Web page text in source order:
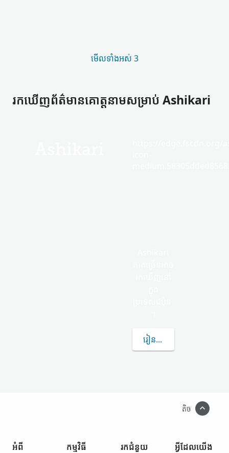
មើល​ទាំងអស់ 3
រកឃើញ​ព័ត៌មាន​គោត្តនាម​សម្រាប់ Ashikari
រៀន​បន្ថែម​ទៀត​អំពី
តិច
អំពី
កម្មវិធី​
រក​ជំនួយ
អ្វី​ដែល​យើង​